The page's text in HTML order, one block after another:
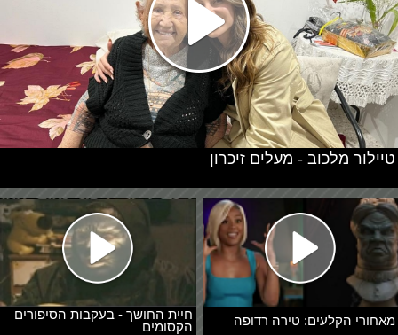
מאחורי הקלעים: טירה רדופה
חיית החושך - בעקבות הסיפורים
הקסומים
טיילור מלכוב - מעלים זיכרון